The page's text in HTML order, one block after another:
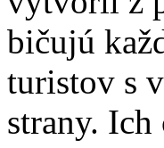
bičujú
turistov s
strany.